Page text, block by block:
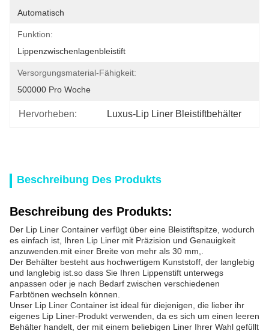
Automatisch
Funktion:
Lippenzwischenlagenbleistift
Versorgungsmaterial-Fähigkeit:
500000 Pro Woche
Hervorheben: Luxus-Lip Liner Bleistiftbehälter
Beschreibung Des Produkts
Beschreibung des Produkts:
Der Lip Liner Container verfügt über eine Bleistiftspitze, wodurch
es einfach ist, Ihren Lip Liner mit Präzision und Genauigkeit
anzuwenden.mit einer Breite von mehr als 30 mm,.
Der Behälter besteht aus hochwertigem Kunststoff, der langlebig
und langlebig ist.so dass Sie Ihren Lippenstift unterwegs
anpassen oder je nach Bedarf zwischen verschiedenen
Farbtönen wechseln können.
Unser Lip Liner Container ist ideal für diejenigen, die lieber ihr
eigenes Lip Liner-Produkt verwenden, da es sich um einen leeren
Behälter handelt, der mit einem beliebigen Liner Ihrer Wahl gefüllt